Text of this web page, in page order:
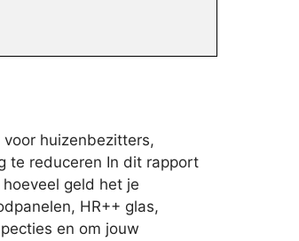
huizenbezitters,
te reduceren In dit rapport
geld het je
HR++ glas,
en om jouw